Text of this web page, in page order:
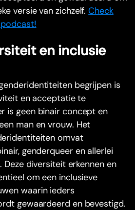
versie van zichzelf.Check
en inclusie
begrijpen is
en acceptatie te
is geen binair concept en
man en vrouw. Het
omvat
genderqueer en allerlei
diversiteit erkennen en
om een inclusieve
waarin ieders
gewaardeerd en bevestigd.